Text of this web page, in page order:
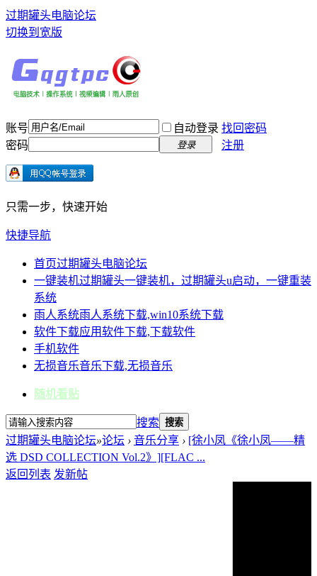
过期罐头电脑论坛
切换到宽版
账号 自动登录 找回密码
密码
登录 注册
只需一步，快速开始
快捷导航
首页过期罐头电脑论坛
一键装机过期罐头一键装机，过期罐头u启动，一键重装
系统
雨人系统雨人系统下载,win10系统下载
软件下载应用软件下载,下载软件
手机软件
无损音乐音乐下载,无损音乐
随机看贴
搜索 搜索
过期罐头电脑论坛»论坛 › 音乐分享 › [徐小凤《徐小凤——精
选 DSD COLLECTION Vol.2》][FLAC ...
返回列表 发新帖